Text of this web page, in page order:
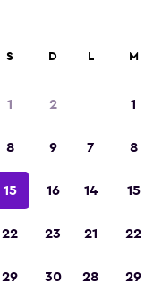
S D
1 2
8 9
15 16
22 23
29 30
L M
1
7 8
14 15
21 22
28 29